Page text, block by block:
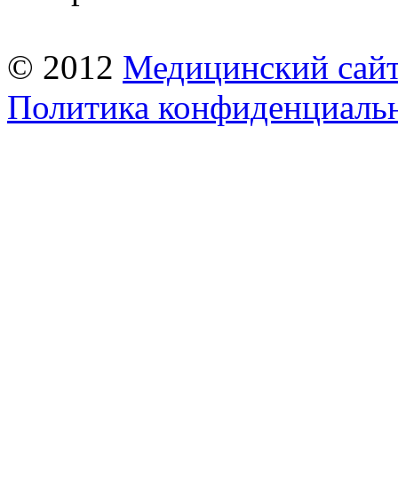
© 2012 Медицинский сайт
Политика